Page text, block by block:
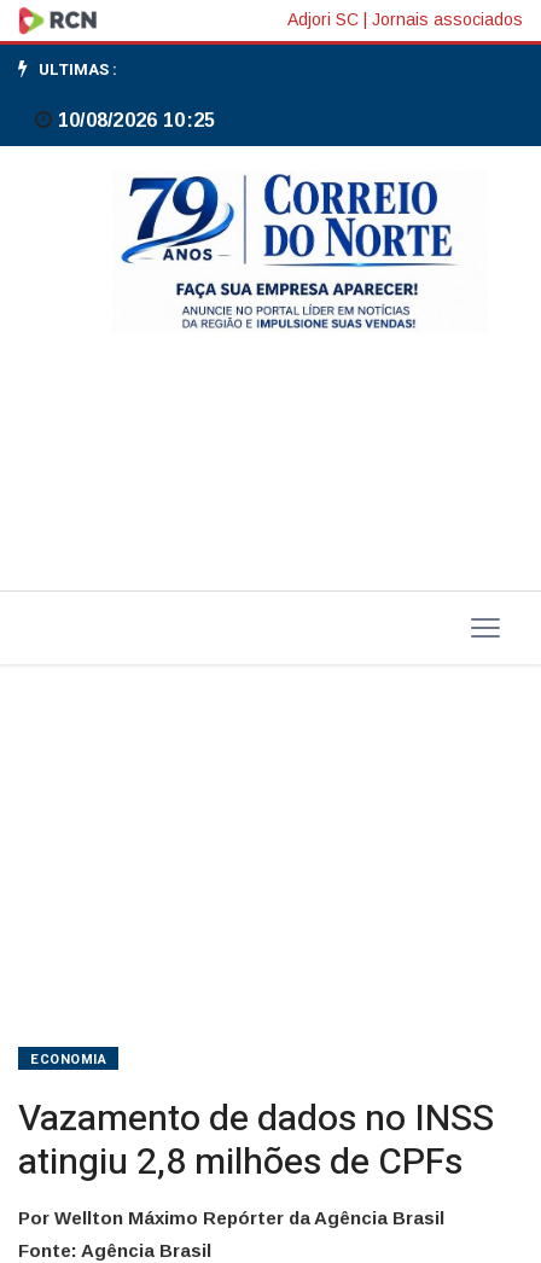
Vazamento
de
dados
atingiu
Adjori SC Jornais associados
ULTIMAS :
10/08/2026 10:25
ECONOMIA
Vazamento de dados no INSS
atingiu 2,8 milhões de CPFs
Por Wellton Máximo Repórter da Agência Brasil
Fonte: Agência Brasil